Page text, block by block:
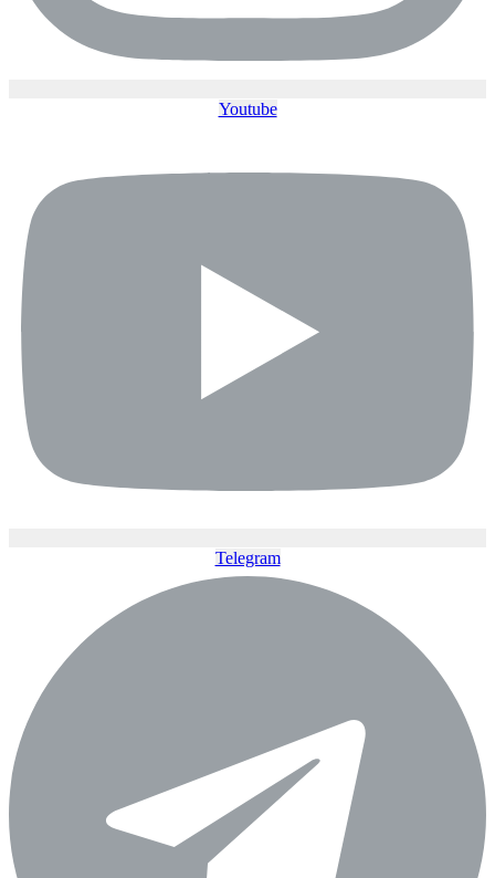
Youtube
Telegram